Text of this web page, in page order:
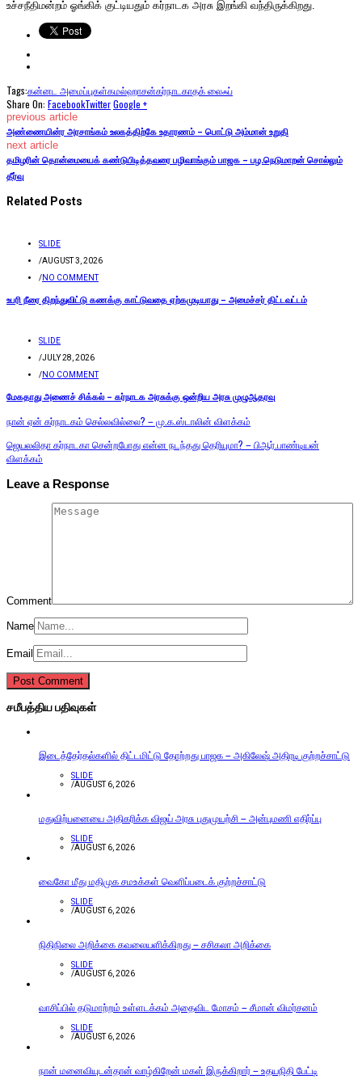
உச்சநீதிமன்றம் ஓங்கிக் குட்டியதும் கர்நாடக அரசு இறங்கி வந்திருக்கிறது.
Tags:கன்னட அமைப்புகள்கமல்ஹாசன்கர்நாடகாதக் லைஃப்
Share On: FacebookTwitterGoogle +
previous article
அண்ணையின்ர அரசாங்கம் உலகத்திற்கே உதாரணம் – பொட்டு அம்மான் உறுதி
next article
தமிழரின் தொன்மையைக் கண்டுபிடித்தவரை பழிவாங்கும் பாஜக – பழ.நெடுமாறன் சொல்லும்
தீர்வு
Related Posts
SLIDE
/AUGUST 3, 2026
/NO COMMENT
உபரி நீரை திறந்துவிட்டு கணக்கு காட்டுவதை ஏற்கமுடியாது – அமைச்சர் திட்டவட்டம்
SLIDE
/JULY 28, 2026
/NO COMMENT
மேகதாது அணைச் சிக்கல் – கர்நாடக அரசுக்கு ஒன்றிய அரசு முழுஆதரவு
நான் ஏன் கர்நாடகம் செல்லவில்லை? – மு.க.ஸ்டாலின் விளக்கம்
ஜெயலலிதா கர்நாடகா சென்றபோது என்ன நடந்தது தெரியுமா? – பிஆர்.பாண்டியன்
விளக்கம்
Leave a Response
Comment
Name
Email
சமீபத்திய பதிவுகள்
இடைத்தேர்தல்களில் திட்டமிட்டு தோற்றது பாஜக – அகிலேஷ் அதிரடி குற்றச்சாட்டு
SLIDE
/AUGUST 6, 2026
மதுவிற்பனையை அதிகரிக்க விஜய் அரசு புதுமுயற்சி – அன்புமணி எதிர்ப்பு
SLIDE
/AUGUST 6, 2026
வைகோ மீது மதிமுக சமஉக்கள் வெளிப்படைக் குற்றச்சாட்டு
SLIDE
/AUGUST 6, 2026
நிதிநிலை அறிக்கை கவலையளிக்கிறது – சசிகலா அறிக்கை
SLIDE
/AUGUST 6, 2026
வாசிப்பில் தடுமாற்றம் உள்ளடக்கம் அதைவிட மோசம் – சீமான் விமர்சனம்
SLIDE
/AUGUST 6, 2026
நான் மனைவியுடன்தான் வாழ்கிறேன் மகள் இருக்கிறார் – உதயநிதி பேட்டி